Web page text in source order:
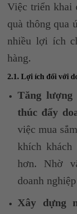
Việc triển khai
quà thông qua
nhiều lợi ích
hàng.
2.1. Lợi ích đối với
Tăng
thúc đẩy
việc mua
khích khách
hơn. Nhờ
doanh
Xây dựng